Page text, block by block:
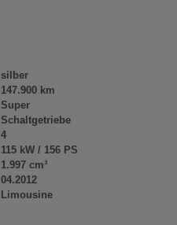
silber
147.900 km
Super
Schaltgetriebe
4
115 kW / 156 PS
1.997 cm³
04.2012
Limousine